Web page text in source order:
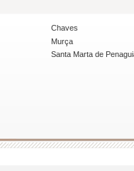
Chaves
Murça
Santa Marta de